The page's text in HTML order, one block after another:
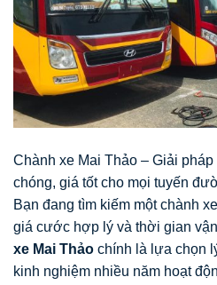
Chành xe Mai Thảo – Giải
chóng, giá tốt cho mọi tuyến
Bạn đang tìm kiếm một chành
giá cước hợp lý và thời gian
xe Mai Thảo chính là lựa chọn
kinh nghiệm nhiều năm hoạt